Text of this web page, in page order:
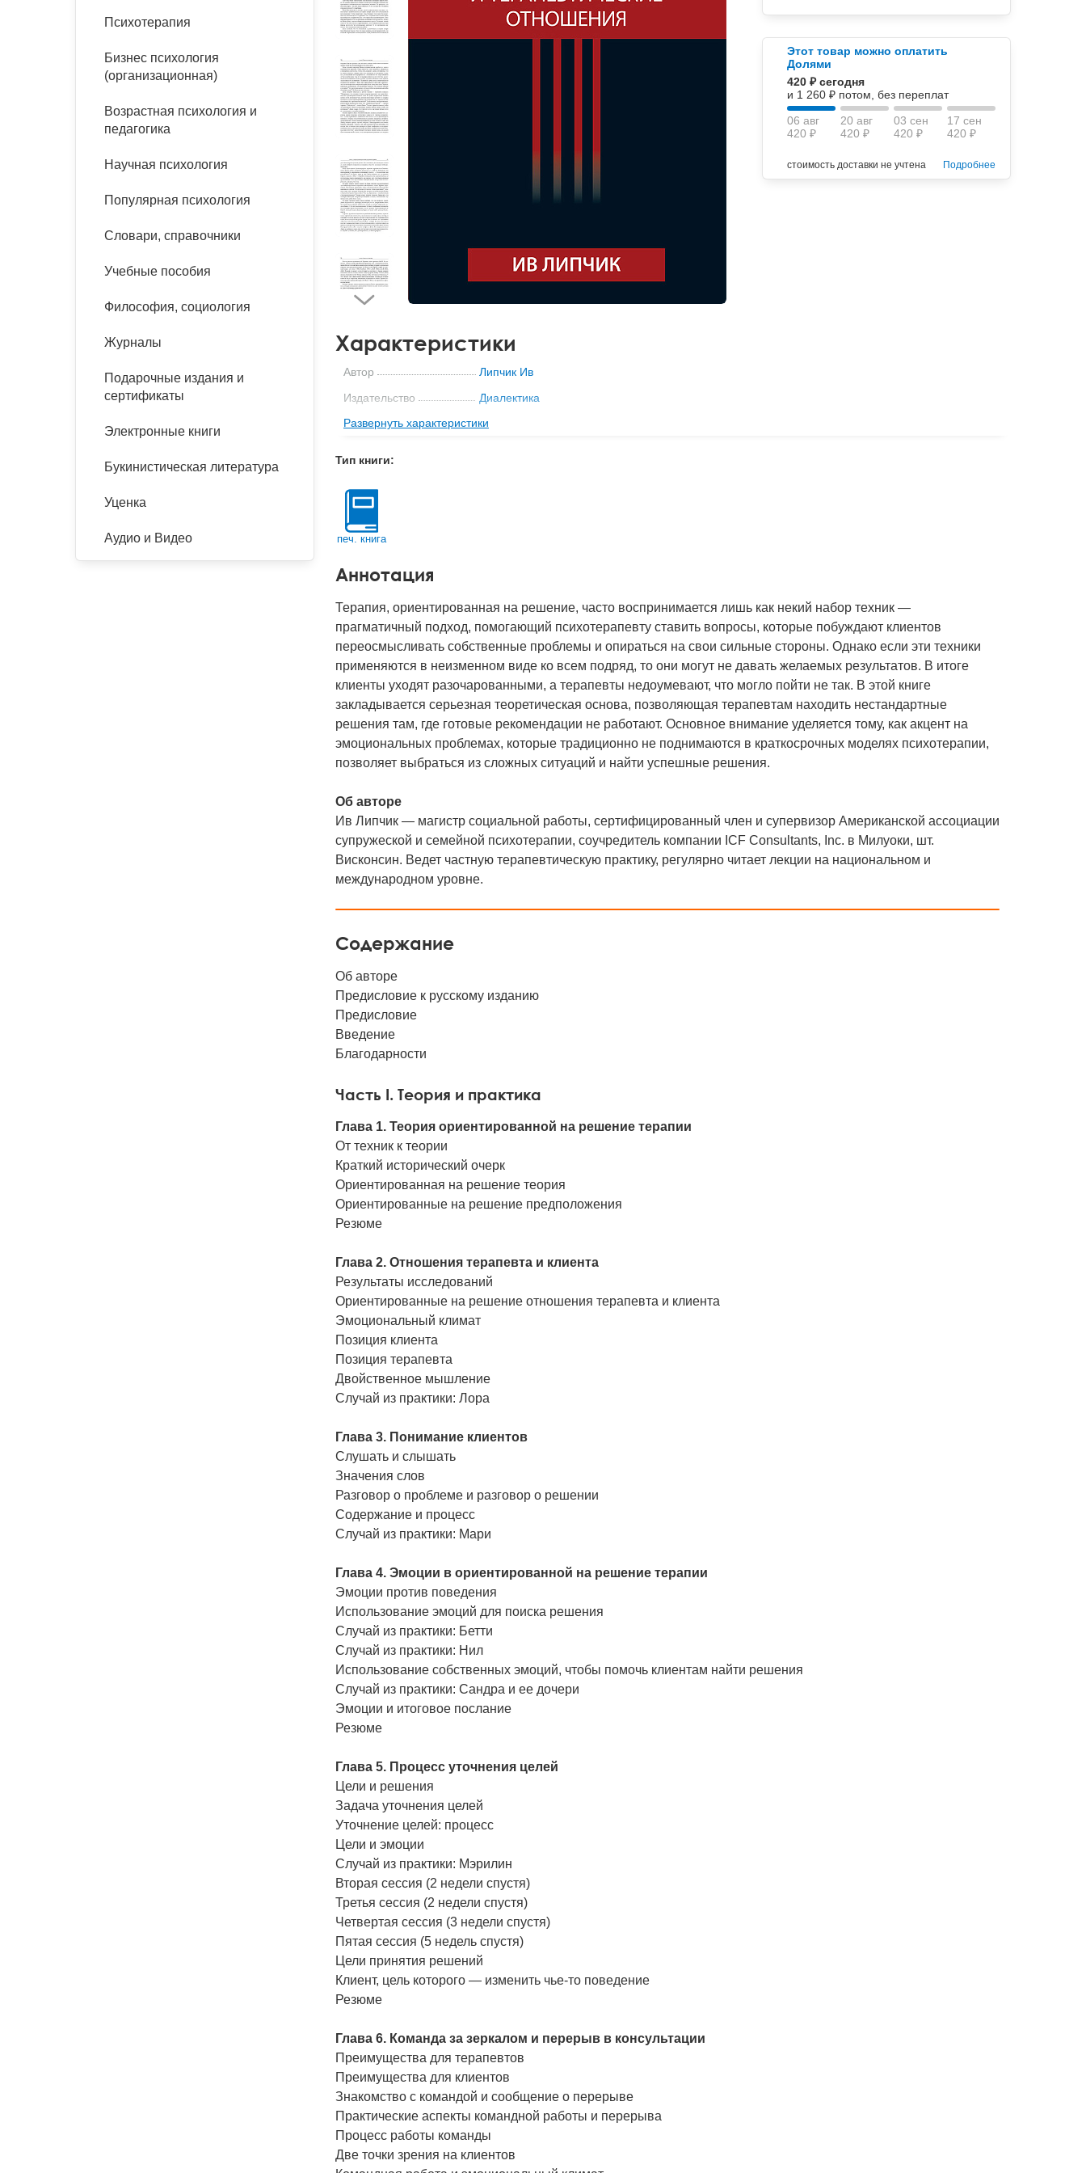
Расстройства пищевого
Тревожные расстройства,
Песочная терапия
Психодрама
Сказкотерапия
Другие направления
психотерапии
Классический, эриксоновский
Психология труда и
Психофизиология
Социальная психология
Социальная и
Учебная литература
Классический и юнгианский
Этот товар можно оплатить
Долями
420 ₽ сегодня
и 1 260 ₽ потом, без переплат
06 авг
420 ₽
20 авг
420 ₽
03 сен
420 ₽
17 сен
420 ₽
стоимость доставки не учтена Подробнее
Характеристики
Автор
Липчик Ив
Издательство
Диалектика
Формат книги
235x165x13 мм
Кол-во стр
Год
Код
Развернуть характеристики
Тип книги:
печ. книга
Аннотация
Терапия, ориентированная на решение, часто воспринимается лишь как некий набор техник —
прагматичный подход, помогающий психотерапевту ставить вопросы, которые побуждают клиентов
переосмысливать собственные проблемы и опираться на свои сильные стороны. Однако если эти техники
применяются в неизменном виде ко всем подряд, то они могут не давать желаемых результатов. В итоге
клиенты уходят разочарованными, а терапевты недоумевают, что могло пойти не так. В этой книге
закладывается серьезная теоретическая основа, позволяющая терапевтам находить нестандартные
решения там, где готовые рекомендации не работают. Основное внимание уделяется тому, как акцент на
эмоциональных проблемах, которые традиционно не поднимаются в краткосрочных моделях психотерапии,
позволяет выбраться из сложных ситуаций и найти успешные решения.
Об авторе
Ив Липчик — магистр социальной работы, сертифицированный член и супервизор Американской ассоциации
супружеской и семейной психотерапии, соучредитель компании ICF Consultants, Inc. в Милуоки, шт.
Висконсин. Ведет частную терапевтическую практику, регулярно читает лекции на национальном и
международном уровне.
Содержание
Об авторе
Предисловие к русскому изданию
Предисловие
Введение
Благодарности
Часть I. Теория и практика
Глава 1. Теория ориентированной на решение терапии
От техник к теории
Краткий исторический очерк
Ориентированная на решение теория
Ориентированные на решение предположения
Резюме
Глава 2. Отношения терапевта и клиента
Результаты исследований
Ориентированные на решение отношения терапевта и клиента
Эмоциональный климат
Позиция клиента
Позиция терапевта
Двойственное мышление
Случай из практики: Лора
Глава 3. Понимание клиентов
Слушать и слышать
Значения слов
Разговор о проблеме и разговор о решении
Содержание и процесс
Случай из практики: Мари
Глава 4. Эмоции в ориентированной на решение терапии
Эмоции против поведения
Использование эмоций для поиска решения
Случай из практики: Бетти
Случай из практики: Нил
Использование собственных эмоций, чтобы помочь клиентам найти решения
Случай из практики: Сандра и ее дочери
Эмоции и итоговое послание
Резюме
Глава 5. Процесс уточнения целей
Цели и решения
Задача уточнения целей
Уточнение целей: процесс
Цели и эмоции
Случай из практики: Мэрилин
Вторая сессия (2 недели спустя)
Третья сессия (2 недели спустя)
Четвертая сессия (3 недели спустя)
Пятая сессия (5 недель спустя)
Цели принятия решений
Клиент, цель которого — изменить чье-то поведение
Резюме
Глава 6. Команда за зеркалом и перерыв в консультации
Преимущества для терапевтов
Преимущества для клиентов
Знакомство с командой и сообщение о перерыве
Практические аспекты командной работы и перерыва
Процесс работы команды
Две точки зрения на клиентов
Психотерапия
Бизнес психология
(организационная)
Возрастная психология и
педагогика
Научная психология
Популярная психология
Словари, справочники
Учебные пособия
Философия, социология
Журналы
Подарочные издания и
сертификаты
Электронные книги
Букинистическая литература
Уценка
Аудио и Видео